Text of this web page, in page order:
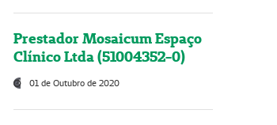
Prestador Mosaicum Espaço
Clínico Ltda (51004352-0)
01 de Outubro de 2020